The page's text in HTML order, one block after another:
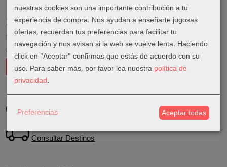
Marcas
Costes de Envío
GRATIS *
Consultar Destinos
nuestras cookies son una importante contribución a tu
experiencia de compra. Nos ayudan a enseñarte jugosas
ofertas, recuerdan tus preferencias para facilitar tu
navegación y nos avisan si la web se vuelve lenta. Haciendo
click en "Aceptar" confirmas que estás de acuerdo con su
uso. Para saber más, por favor lea nuestra política de
privacidad.
Preferencias Aceptar todas